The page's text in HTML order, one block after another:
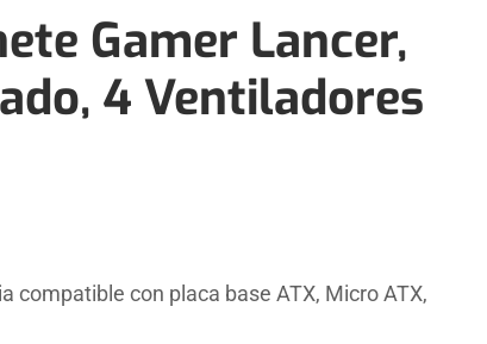
Gamer Lancer,
4 Ventiladores
compatible con placa base ATX, Micro ATX,